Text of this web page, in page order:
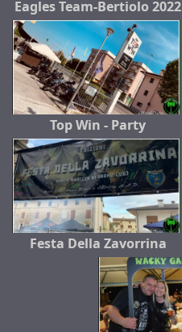
Eagles Team-Bertiolo 2022
Top Win - Party
Festa Della Zavorrina